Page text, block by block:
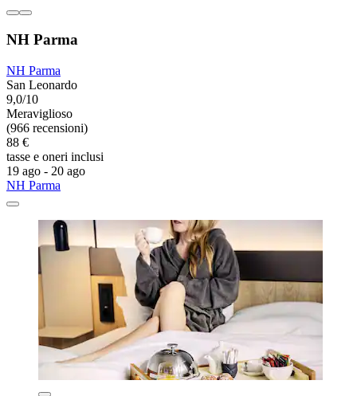
NH Parma
NH Parma
San Leonardo
9,0/10
Meraviglioso
(966 recensioni)
88 €
tasse e oneri inclusi
19 ago - 20 ago
NH Parma